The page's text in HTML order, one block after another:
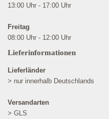
13:00 Uhr - 17:00 Uhr
Freitag
08:00 Uhr - 12:00 Uhr
Lieferinformationen
Lieferländer
> nur innerhalb Deutschlands
Versandarten
> GLS